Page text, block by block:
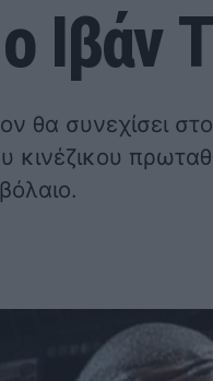
Ιβάν
θα συνεχίσει
κινέζικου